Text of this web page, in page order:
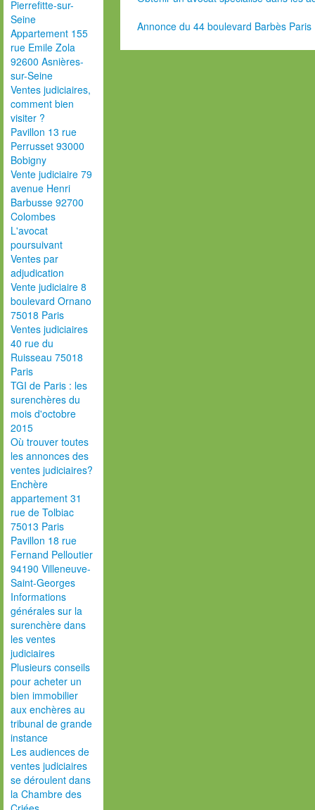
Pierrefitte-sur-
Seine
Appartement 155
rue Emile Zola
92600 Asnières-
sur-Seine
Ventes judiciaires,
comment bien
visiter ?
Pavillon 13 rue
Perrusset 93000
Bobigny
Vente judiciaire 79
avenue Henri
Barbusse 92700
Colombes
L'avocat
poursuivant
Ventes par
adjudication
Vente judiciaire 8
boulevard Ornano
75018 Paris
Ventes judiciaires
40 rue du
Ruisseau 75018
Paris
TGI de Paris : les
surenchères du
mois d'octobre
2015
Où trouver toutes
les annonces des
ventes judiciaires?
Enchère
appartement 31
rue de Tolbiac
75013 Paris
Pavillon 18 rue
Fernand Pelloutier
94190 Villeneuve-
Saint-Georges
Informations
générales sur la
surenchère dans
les ventes
judiciaires
Plusieurs conseils
pour acheter un
bien immobilier
aux enchères au
tribunal de grande
instance
Les audiences de
ventes judiciaires
se déroulent dans
la Chambre des
Annonce du 44 boulevard Barbès Paris